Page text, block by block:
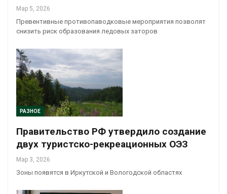
Мар 5, 2026
Превентивные противопаводковые мероприятия позволят
снизить риск образования ледовых заторов
РАЗНОЕ
Правительство РФ утвердило создание
двух туристско-рекреационных ОЭЗ
Мар 3, 2026
Зоны появятся в Иркутской и Вологодской областях